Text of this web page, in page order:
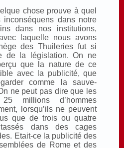
chose prouve à quel
inconséquens dans notre
dans nos institutions,
laquelle nous avons
des Thuileries fut si
de la législation. On ne
que la nature de ce
avec la publicité, que
comme la sauve-
ne peut pas dire que les
millions d’hommes
lorsqu’ils ne peuvent
que de trois ou quatre
dans des cages
Etait-ce la publicité des
de Rome et des